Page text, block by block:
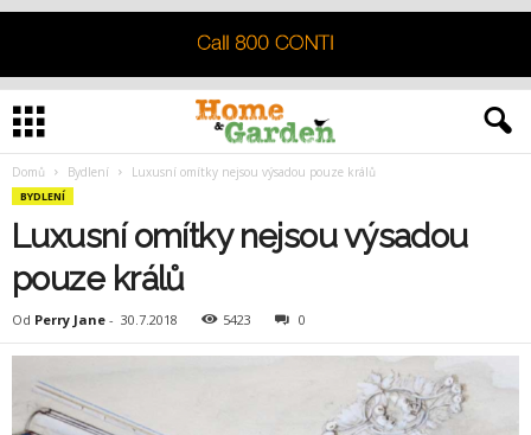
Domů Bydlení Luxusní omítky nejsou výsadou pouze králů
BYDLENÍ
Luxusní omítky nejsou výsadou
pouze králů
Od Perry Jane - 30.7.2018 5423 0